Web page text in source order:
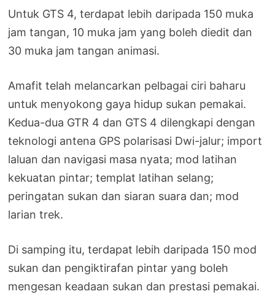
Untuk GTS 4, terdapat lebih daripada 150 muka
jam tangan, 10 muka jam yang boleh diedit dan
30 muka jam tangan animasi.
Amafit telah melancarkan pelbagai ciri baharu
untuk menyokong gaya hidup sukan pemakai.
Kedua-dua GTR 4 dan GTS 4 dilengkapi dengan
teknologi antena GPS polarisasi Dwi-jalur; import
laluan dan navigasi masa nyata; mod latihan
kekuatan pintar; templat latihan selang;
peringatan sukan dan siaran suara dan; mod
larian trek.
Di samping itu, terdapat lebih daripada 150 mod
sukan dan pengiktirafan pintar yang boleh
mengesan keadaan sukan dan prestasi pemakai.